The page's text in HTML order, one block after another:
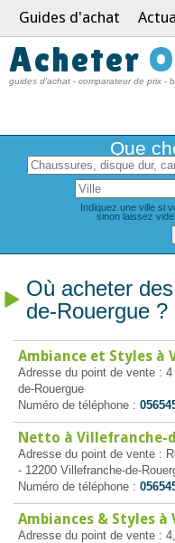
Guides d'achat
Acheter
guides d'achat - comparateur de prix -
Que
Indiquez une ville si
sinon laissez
Où acheter
de-Rouergue ?
Ambiance et Styles à
Adresse du point de vente :
de-Rouergue
Numéro de téléphone :
Netto à Villefranche-
Adresse du point de vente :
- 12200 Villefranche-de-
Numéro de téléphone :
Ambiances & Styles
Adresse du point de vente :